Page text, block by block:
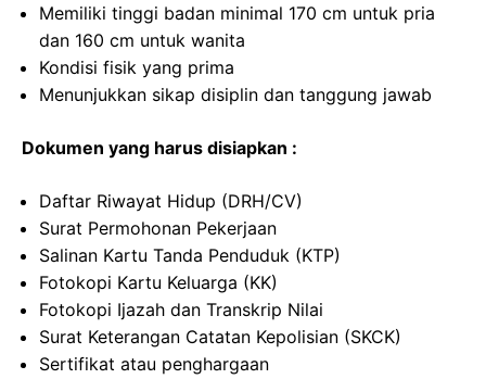
Memiliki tinggi badan minimal 170 cm untuk pria
dan 160 cm untuk wanita
Kondisi fisik yang prima
Menunjukkan sikap disiplin dan tanggung jawab
Dokumen yang harus disiapkan :
Daftar Riwayat Hidup (DRH/CV)
Surat Permohonan Pekerjaan
Salinan Kartu Tanda Penduduk (KTP)
Fotokopi Kartu Keluarga (KK)
Fotokopi Ijazah dan Transkrip Nilai
Surat Keterangan Catatan Kepolisian (SKCK)
Sertifikat atau penghargaan